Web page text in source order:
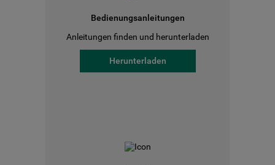
Bedienungsanleitungen
Anleitungen finden und herunterladen
Herunterladen